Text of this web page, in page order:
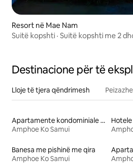
Resort në Mae Nam
Suitë kopshti · Suitë kopshti me 2
Destinacione për të
Lloje të tjera qëndrimesh
Apartamente kondominiale me qira
Amphoe Ko Samui
Banesa me pishinë me qira
Amphoe Ko Samui